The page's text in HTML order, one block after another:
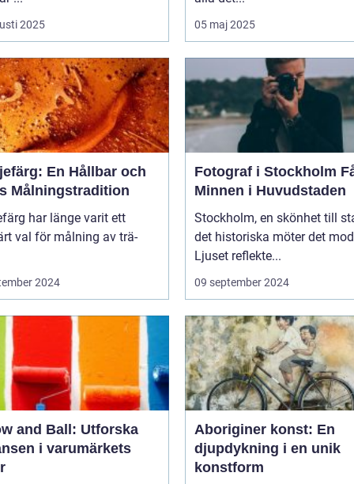
2025 05 maj 2025
En Hållbar och
Målningstradition
har länge varit ett
val för målning av trä-
2024
Fotograf i Stockholm Fånga
Minnen i Huvudstaden
Stockholm, en skönhet till
det historiska möter det
Ljuset reflekte...
09 september 2024
and Ball: Utforska
i varumärkets
Aboriginer konst: En
djupdykning i en unik
konstform